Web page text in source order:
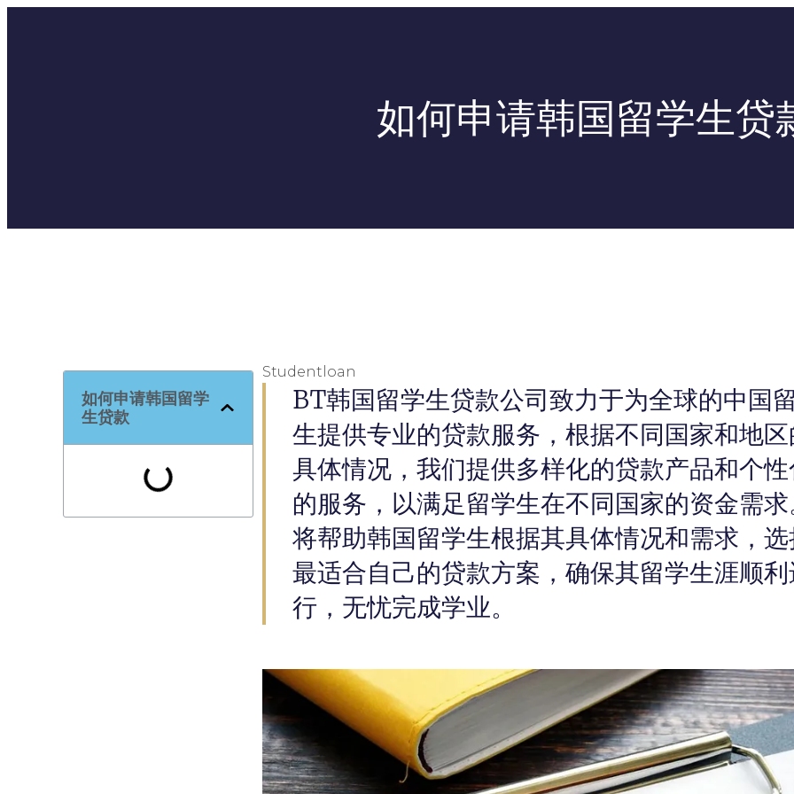
如何申请韩国留学生贷
如何申请韩国留学
生贷款
Studentloan
BT韩国留学生贷款公司致力于为全球的中国
生提供专业的贷款服务，根据不同国家和地
具体情况，我们提供多样化的贷款产品和个
的服务，以满足留学生在不同国家的资金需
将帮助韩国留学生根据其具体情况和需求，
最适合自己的贷款方案，确保其留学生涯顺
行，无忧完成学业。